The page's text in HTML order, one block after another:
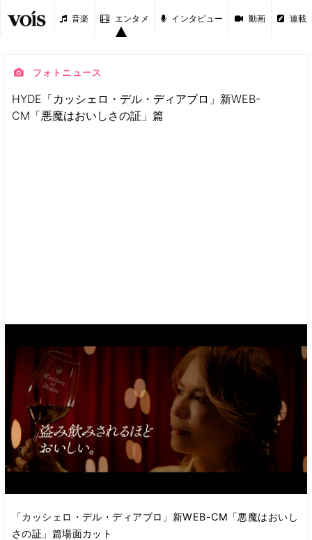
音楽 エンタメ インタビュー 動画 連載
フォトニュース
HYDE「カッシェロ・デル・ディアブロ」新WEB-
CM「悪魔はおいしさの証」篇
「カッシェロ・デル・ディアブロ」新WEB-CM「悪魔はおいし
さの証」篇場面カット